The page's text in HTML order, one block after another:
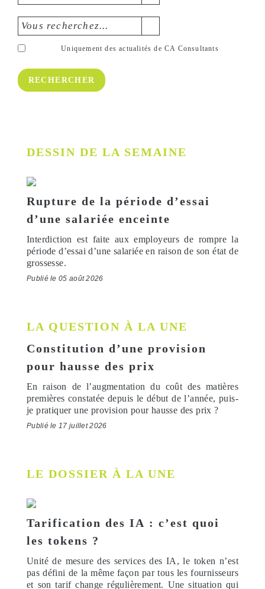
Vous recherchez...
Uniquement des actualités de CA Consultants
DESSIN DE LA SEMAINE
Rupture de la période d’essai
d’une salariée enceinte
Interdiction est faite aux employeurs de rompre la
période d’essai d’une salariée en raison de son état de
grossesse.
Publié le 05 août 2026
LA QUESTION À LA UNE
Constitution d’une provision
pour hausse des prix
En raison de l’augmentation du coût des matières
premières constatée depuis le début de l’année, puis-
je pratiquer une provision pour hausse des prix ?
Publié le 17 juillet 2026
LE DOSSIER À LA UNE
Tarification des IA : c’est quoi
les tokens ?
Unité de mesure des services des IA, le token n’est
pas défini de la même façon par tous les fournisseurs
et son tarif change régulièrement. Une situation qui